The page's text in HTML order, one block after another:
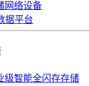
网络设备
据平台
级智能全闪存存储